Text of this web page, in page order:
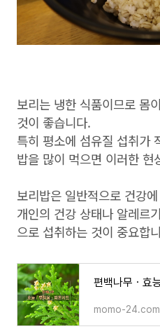
보리는 냉한 식품이므로 몸
것이 좋습니다.
특히 평소에 섬유질 섭취가
밥을 많이 먹으면 이러한 현
보리밥은 일반적으로 건강
개인의 건강 상태나 알레르
으로 섭취하는 것이 중요합
편백나무ㆍ효
momo-24.com